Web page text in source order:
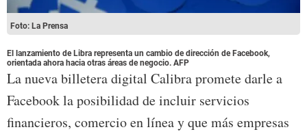
Foto: La Prensa
El lanzamiento de Libra representa un cambio de dirección de Facebook,
orientada ahora hacia otras áreas de negocio. AFP
La nueva billetera digital Calibra promete darle a
Facebook la posibilidad de incluir servicios
financieros, comercio en línea y que más empresas